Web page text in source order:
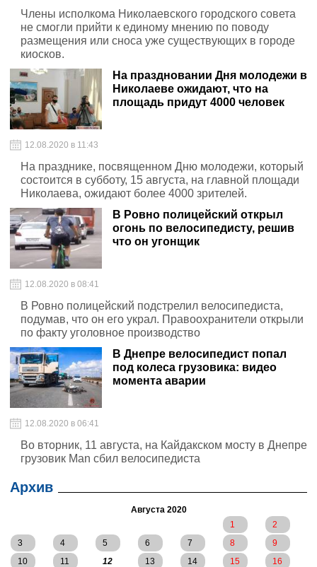
Члены исполкома Николаевского городского совета
не смогли прийти к единому мнению по поводу
размещения или сноса уже существующих в городе
киосков.
На праздновании Дня молодежи в
Николаеве ожидают, что на
площадь придут 4000 человек
12.08.2020 в 11:43
На празднике, посвященном Дню молодежи, который
состоится в субботу, 15 августа, на главной площади
Николаева, ожидают более 4000 зрителей.
В Ровно полицейский открыл
огонь по велосипедисту, решив
что он угонщик
12.08.2020 в 08:41
В Ровно полицейский подстрелил велосипедиста,
подумав, что он его украл. Правоохранители открыли
по факту уголовное производство
В Днепре велосипедист попал
под колеса грузовика: видео
момента аварии
12.08.2020 в 06:41
Во вторник, 11 августа, на Кайдакском мосту в Днепре
грузовик Man сбил велосипедиста
Архив
Августа 2020
1
2
3
4 5 6 7 8
9
10
11 12 13 14 15
16